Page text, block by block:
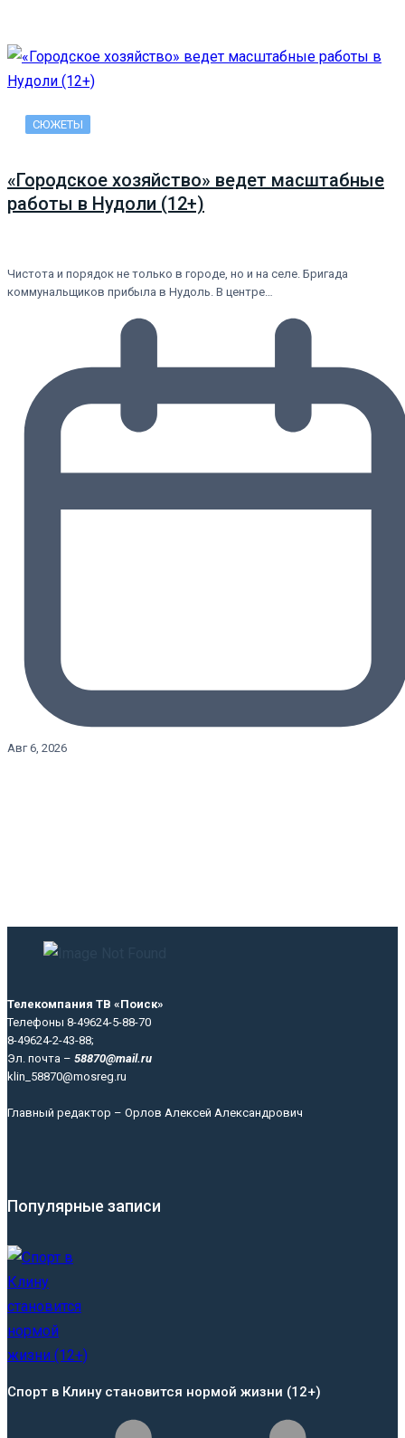
СЮЖЕТЫ
«Городское хозяйство» ведет масштабные
работы в Нудоли (12+)
Чистота и порядок не только в городе, но и на селе. Бригада
коммунальщиков прибыла в Нудоль. В центре…
Авг 6, 2026
Телекомпания ТВ «Поиск»
Телефоны 8-49624-5-88-70
8-49624-2-43-88;
Эл. почта – 58870@mail.ru
klin_58870@mosreg.ru
Главный редактор – Орлов Алексей Александрович
Популярные записи
Спорт в Клину становится нормой жизни (12+)